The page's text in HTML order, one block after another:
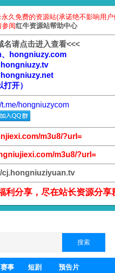
久免费的资源站(承诺绝不影响用户
参阅红牛资源站帮助中心
名请点击进入查看<<<
hongniuzy.com
打开）
t.me/hongniuzycom
m3u8/?url=
m3u8/?url=
分享，尽在站长资源分享
事 短剧 预告片